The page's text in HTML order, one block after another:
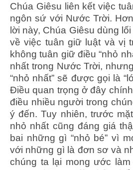
Chúa Giêsu liên kết việc
ngôn sứ với Nước Trời.
lời này, Chúa Giêsu dùng
về việc tuân giữ luật và vị
không tuân giữ điều “nhỏ
nhất trong Nước Trời,
“nhỏ nhất” sẽ được gọi là
Điều quan trọng ở đây chính
điều nhiều người trong
ý đến. Tuy nhiên, trước
nhỏ nhất cũng đáng giá
bai những gì “nhỏ bé” vì
với những gì là đơn sơ và
chúng ta lại mong ước